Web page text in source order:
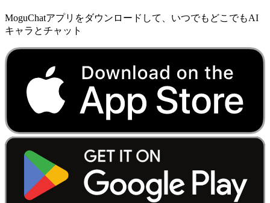
MoguChatアプリをダウンロードして、いつでもどこでもAI
キャラとチャット